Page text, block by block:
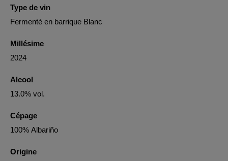
Type de vin
Fermenté en barrique Blanc
Millésime
2024
Alcool
13.0% vol.
Cépage
100% Albariño
Origine